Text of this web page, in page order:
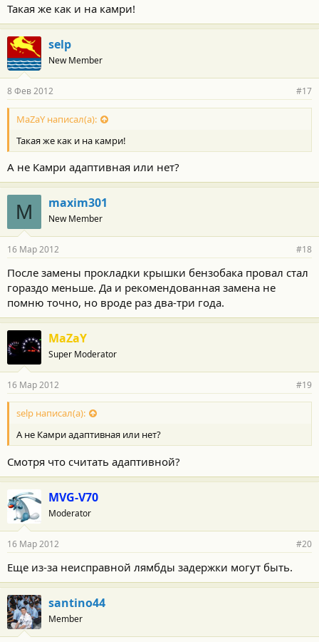
Такая же как и на камри!
selp
New Member
8 Фев 2012 #17
MaZaY написал(а):
Такая же как и на камри!
А не Камри адаптивная или нет?
M maxim301
New Member
16 Мар 2012 #18
После замены прокладки крышки бензобака провал стал
гораздо меньше. Да и рекомендованная замена не
помню точно, но вроде раз два-три года.
MaZaY
Super Moderator
16 Мар 2012 #19
selp написал(а):
А не Камри адаптивная или нет?
Смотря что считать адаптивной?
MVG-V70
Moderator
16 Мар 2012 #20
Еще из-за неисправной лямбды задержки могут быть.
santino44
Member